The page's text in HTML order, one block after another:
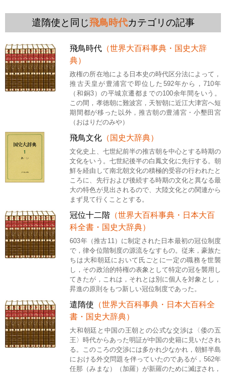
遣隋使と同じ飛鳥時代カテゴリの記事
飛鳥時代 （世界大百科事典・国史大辞
典）
政権の所在地による日本史の時代区分法によって，
推古天皇が豊浦宮で即位した592年から，710年
（和銅3）の平城京遷都までの100余年間をいう。
この間，孝徳朝に難波宮，天智朝に近江大津宮へ短
期間都が移った以外，推古朝の豊浦宮・小墾田宮
（おはりだのみや）
飛鳥文化 （国史大辞典）
文化史上、七世紀前半の推古朝を中心とする時期の
文化をいう。七世紀後半の白鳳文化に先行する。朝
鮮を経由して南北朝文化の積極的受容の行われたと
ころに、先行および後続する時期の文化と異なる最
大の特色が見出されるので、大陸文化との関連から
まず見て行くこととする。
冠位十二階 （世界大百科事典・日本大百
科全書・国史大辞典）
603年（推古11）に制定された日本最初の冠位制度
で，律令位階制度の源流をなすもの。従来，豪族た
ちは大和朝廷において氏ごとに一定の職務を世襲
し，その政治的特権の表象として特定の冠を襲用し
てきたが，これは，それとは別に個人を対象とし，
昇進の原則をもつ新しい冠位制度であった。
遣隋使 （世界大百科事典・日本大百科全
書・国史大辞典）
大和朝廷と中国の王朝との公式な交渉は〈倭の五
王〉時代からあった明証が中国の史籍に見いだされ
る。このころの交渉には多かれ少なかれ，朝鮮半島
における外交問題を伴っていたのであるが，562年
任那（みまな）（加羅）が新羅のために滅ぼされ，